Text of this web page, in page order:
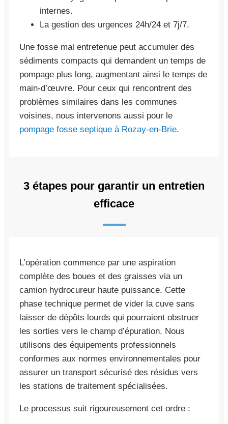
internes.
La gestion des urgences 24h/24 et 7j/7.
Une fosse mal entretenue peut accumuler des
sédiments compacts qui demandent un temps de
pompage plus long, augmentant ainsi le temps de
main-d’œuvre. Pour ceux qui rencontrent des
problèmes similaires dans les communes
voisines, nous intervenons aussi pour le
pompage fosse septique à Rozay-en-Brie.
3 étapes pour garantir un entretien
efficace
L’opération commence par une aspiration
complète des boues et des graisses via un
camion hydrocureur haute puissance. Cette
phase technique permet de vider la cuve sans
laisser de dépôts lourds qui pourraient obstruer
les sorties vers le champ d’épuration. Nous
utilisons des équipements professionnels
conformes aux normes environnementales pour
assurer un transport sécurisé des résidus vers
les stations de traitement spécialisées.
Le processus suit rigoureusement cet ordre :